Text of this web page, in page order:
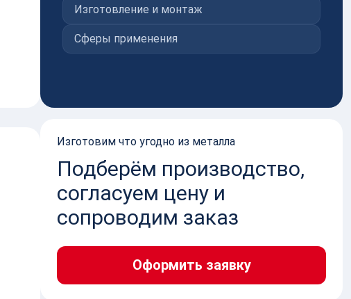
КАРТОЧКА ОРГАНИЗАЦИИ
Изготовление и монтаж
Сферы применения
Изготовим что угодно из металла
Подберём производство,
согласуем цену и
сопроводим заказ
Оформить заявку